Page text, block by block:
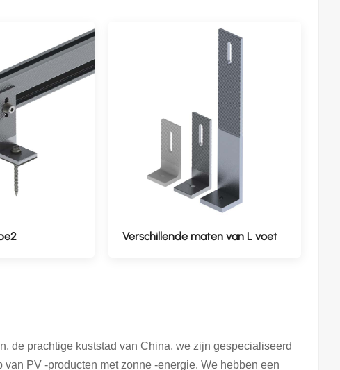
Verschillende maten van L voet
de prachtige kuststad van China, we zijn gespecialiseerd
PV -producten met zonne -energie. We hebben een